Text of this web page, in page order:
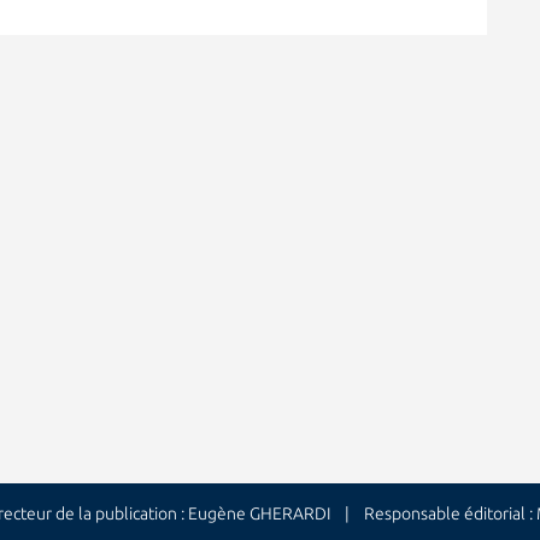
de la publication : Eugène GHERARDI | Responsable éditorial :